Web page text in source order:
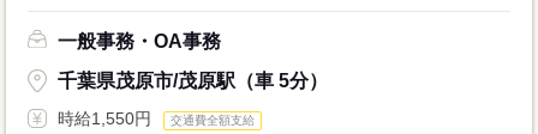
一般事務・OA事務
千葉県茂原市/茂原駅（車 5分）
時給1,550円 交通費全額支給